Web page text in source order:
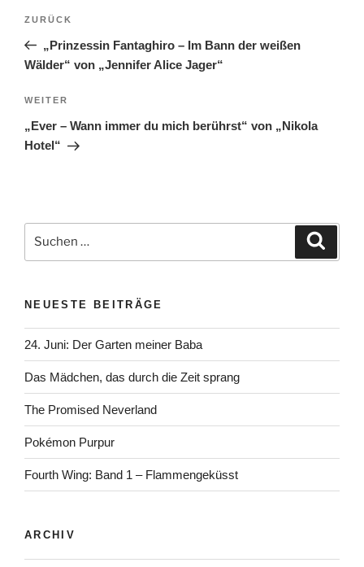
Beitragsnavigation
Vorheriger
Beitrag
ZURÜCK
„Prinzessin Fantaghiro – Im Bann der weißen
Wälder“ von „Jennifer Alice Jager“
Nächster
Beitrag
WEITER
„Ever – Wann immer du mich berührst“ von „Nikola
Hotel“
nach:
NEUESTE BEITRÄGE
24. Juni: Der Garten meiner Baba
Das Mädchen, das durch die Zeit sprang
The Promised Neverland
Pokémon Purpur
Fourth Wing: Band 1 – Flammengeküsst
ARCHIV